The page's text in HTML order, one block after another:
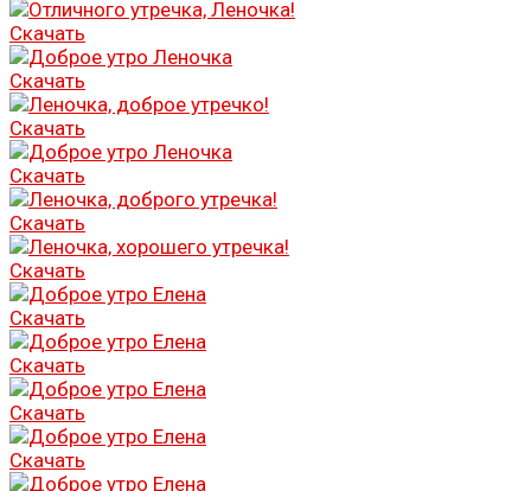
Скачать
Скачать
Скачать
Скачать
Скачать
Скачать
Скачать
Скачать
Скачать
Скачать